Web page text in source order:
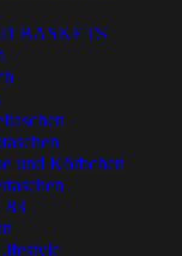
BASKETS
und Körbchen
83